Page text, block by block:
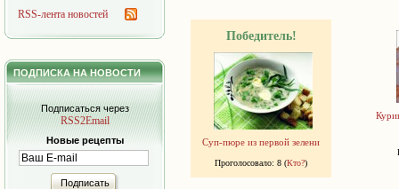
RSS-лента новостей
ПОДПИСКА НА НОВОСТИ
Подписаться через
RSS2Email
Новые рецепты
Подписать
Победитель!
Суп-пюре из первой зелени
Проголосовало: 8 (Кто?)